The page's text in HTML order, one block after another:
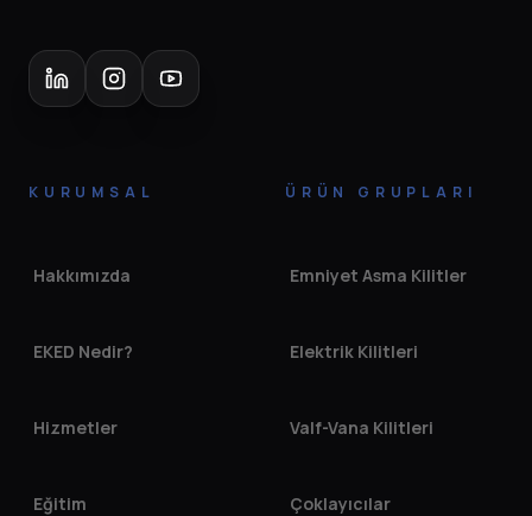
KURUMSAL
Hakkımızda
EKED Nedir?
Hizmetler
Eğitim
ÜRÜN GRUPLARI
Emniyet Asma Kilitler
Elektrik Kilitleri
Valf-Vana Kilitleri
Çoklayıcılar